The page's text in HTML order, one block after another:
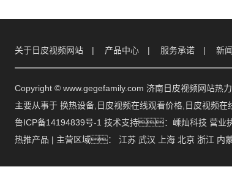
关于日皮视频网站 产品中心 服务承诺 新
Copyright © www.gegefamily.com 济南日皮视频网站热
主要从事于 换热设备 日皮视频在线观看价格 日皮视频在
鲁ICP备14194839号-1 技术支持： 嵊灿科技 营业
热推产品 | 主营区域： 江苏 武汉 上海 北京 浙江 内